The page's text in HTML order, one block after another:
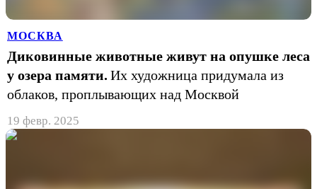
МОСКВА
Диковинные животные живут на опушке леса
у озера памяти. Их художница придумала из
облаков, проплывающих над Москвой
19 февр. 2025